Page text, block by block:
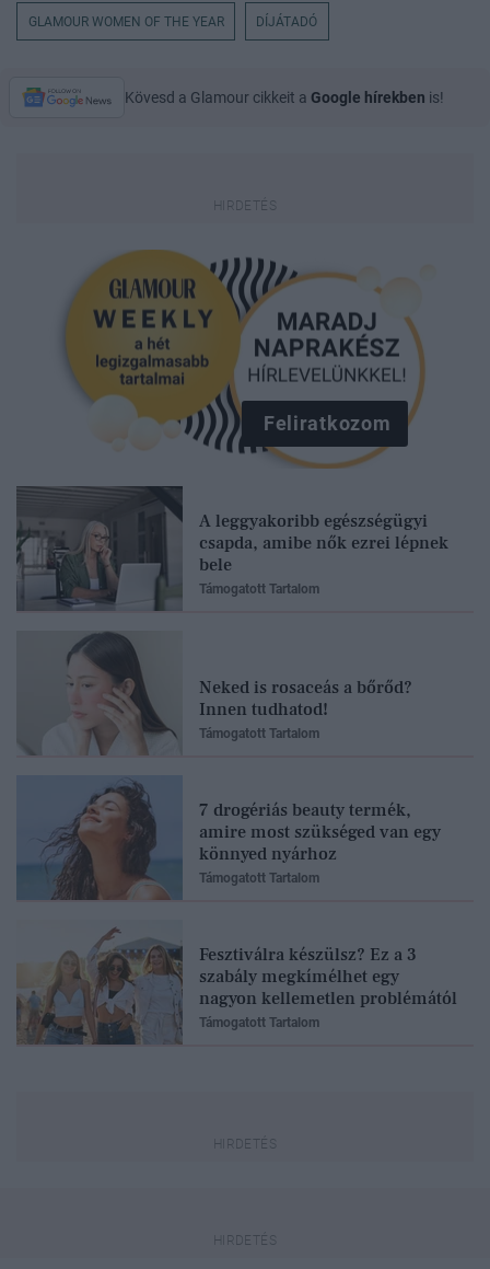
GLAMOUR WOMEN OF THE YEAR DÍJÁTADÓ
Kövesd a Glamour cikkeit a Google hírekben is!
Feliratkozom
A leggyakoribb egészségügyi
csapda, amibe nők ezrei lépnek
bele
Támogatott Tartalom
Neked is rosaceás a bőrőd?
Innen tudhatod!
Támogatott Tartalom
7 drogériás beauty termék,
amire most szükséged van egy
könnyed nyárhoz
Támogatott Tartalom
Fesztiválra készülsz? Ez a 3
szabály megkímélhet egy
nagyon kellemetlen problémától
Támogatott Tartalom